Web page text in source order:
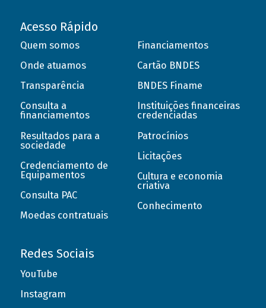
Acesso Rápido
Quem somos
Onde atuamos
Transparência
Consulta a
financiamentos
Resultados para a
sociedade
Credenciamento de
Equipamentos
Consulta PAC
Moedas contratuais
Financiamentos
Cartão BNDES
BNDES Finame
Instituições financeiras
credenciadas
Patrocínios
Licitações
Cultura e economia
criativa
Conhecimento
Redes Sociais
YouTube
Instagram